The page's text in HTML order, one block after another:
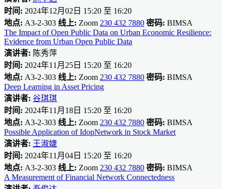
时间: 2024年12月02日 15:20 至 16:20
地点: A3-2-303 线上: Zoom 230 432 7880 密码: BIMSA
The Impact of Open Public Data on Urban Economic Resilience:
Evidence from Urban Open Public Data
演讲者: 陈秀萍
时间: 2024年11月25日 15:20 至 16:20
地点: A3-2-303 线上: Zoom 230 432 7880 密码: BIMSA
Deep Learning in Asset Pricing
演讲者: 谷琪琪
时间: 2024年11月18日 15:20 至 16:20
地点: A3-2-303 线上: Zoom 230 432 7880 密码: BIMSA
Possible Application of IdopNetwork in Stock Market
演讲者: 王淑婕
时间: 2024年11月04日 15:20 至 16:20
地点: A3-2-303 线上: Zoom 230 432 7880 密码: BIMSA
A Measurement of Financial Network Connectedness